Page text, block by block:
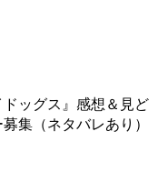
ドッグス』感想＆見ど
集（ネタバレあり）